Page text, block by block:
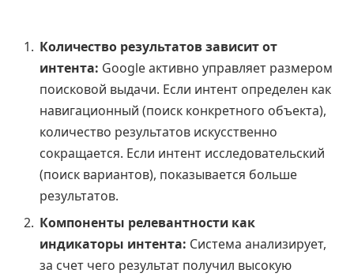
Количество результатов зависит от
интента: Google активно управляет размером
поисковой выдачи. Если интент определен как
навигационный (поиск конкретного объекта),
количество результатов искусственно
сокращается. Если интент исследовательский
(поиск вариантов), показывается больше
результатов.
Компоненты релевантности как
индикаторы интента: Система анализирует,
за счет чего результат получил высокую